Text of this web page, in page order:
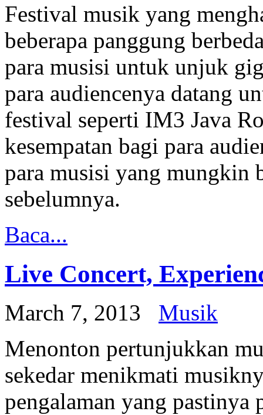
Festival musik yang
beberapa panggung
para musisi untuk unjuk
para audiencenya datang
festival seperti IM3 Java
kesempatan bagi para
para musisi yang mungkin
sebelumnya.
Baca...
Live Concert,
March 7, 2013
Musik
Menonton pertunjukkan
sekedar menikmati
pengalaman yang